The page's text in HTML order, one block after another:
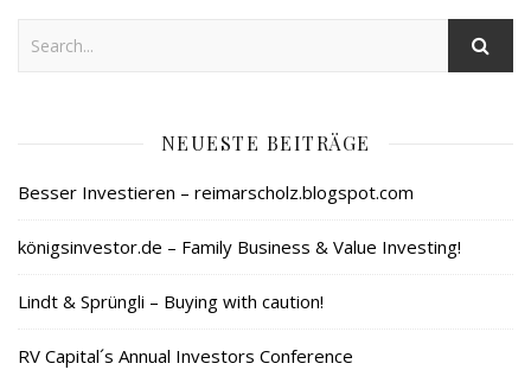
NEUESTE BEITRÄGE
Besser Investieren – reimarscholz.blogspot.com
königsinvestor.de – Family Business & Value Investing!
Lindt & Sprüngli – Buying with caution!
RV Capital´s Annual Investors Conference